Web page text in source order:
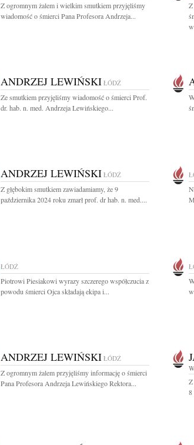
Z ogromnym żalem i wielkim smutkiem przyjęliśmy
wiadomość o śmierci Pana Profesora Andrzeja...
ANDRZEJ LEWIŃSKI ŁÓDŹ
Ze smutkiem przyjęliśmy wiadomość o śmierci Prof.
dr. hab. n. med. Andrzeja Lewińskiego...
ANDRZEJ LEWIŃSKI ŁÓDŹ
Z głębokim smutkiem zawiadamiamy, że 9
października 2024 roku zmarł prof. dr hab. n. med....
ŁÓDŹ
Piotrowi Piesiakowi wyrazy szczerego współczucia z
powodu śmierci Ojca składają ekipa i...
ANDRZEJ LEWIŃSKI ŁÓDŹ
Z ogromnym żalem przyjęliśmy informację o śmierci
Pana Profesora Andrzeja Lewińskiego Rektora...
Z
8